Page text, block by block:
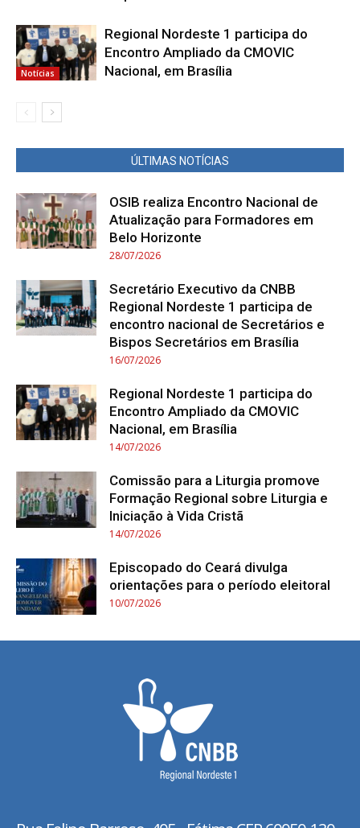
Notícias
Regional Nordeste 1 participa do
Encontro Ampliado da CMOVIC
Nacional, em Brasília
ÚLTIMAS NOTÍCIAS
OSIB realiza Encontro Nacional de
Atualização para Formadores em
Belo Horizonte
28/07/2026
Secretário Executivo da CNBB
Regional Nordeste 1 participa de
encontro nacional de Secretários e
Bispos Secretários em Brasília
16/07/2026
Regional Nordeste 1 participa do
Encontro Ampliado da CMOVIC
Nacional, em Brasília
14/07/2026
Comissão para a Liturgia promove
Formação Regional sobre Liturgia e
Iniciação à Vida Cristã
14/07/2026
Episcopado do Ceará divulga
orientações para o período eleitoral
10/07/2026